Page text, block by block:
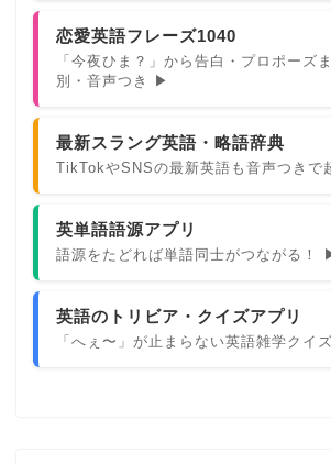
恋愛英語フレーズ1040
「今夜ひま？」から告白・プロポーズ
別・音声つき ▶
最新スラング英語・略語辞典
TikTokやSNSの最新英語も音声つきで
英単語語源アプリ
語源をたどれば単語同士がつながる！
英語のトリビア・クイズアプリ
「へぇ〜」が止まらない英語雑学クイ